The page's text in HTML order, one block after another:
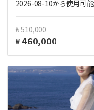
2026-08-10から使用可能
₩ 510,000
₩460,000